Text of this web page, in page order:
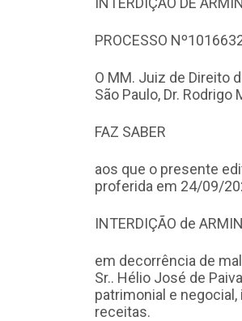
PROCESSO
O MM. Juiz de Direito
São Paulo, Dr. Rodrigo
FAZ SABER
aos que o presente
proferida em 24/09/
INTERDIÇÃO de
em decorrência de
Sr.. Hélio José de
patrimonial e
receitas.